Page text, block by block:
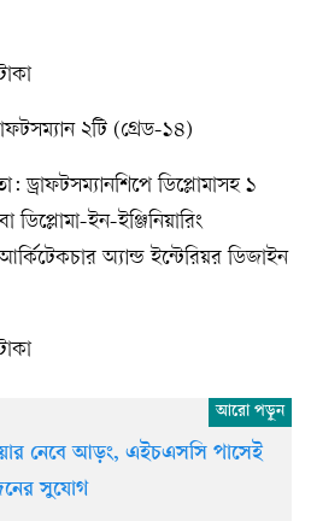
২টি (গ্রেড-১৪)
ড্রাফটসম্যানশিপে ডিপ্লোমাসহ ১
ইন-ইঞ্জিনিয়ারিং
অ্যান্ড ইন্টেরিয়র ডিজাইন
নেবে আড়ং, এইচএসসি পাসেই
সুযোগ